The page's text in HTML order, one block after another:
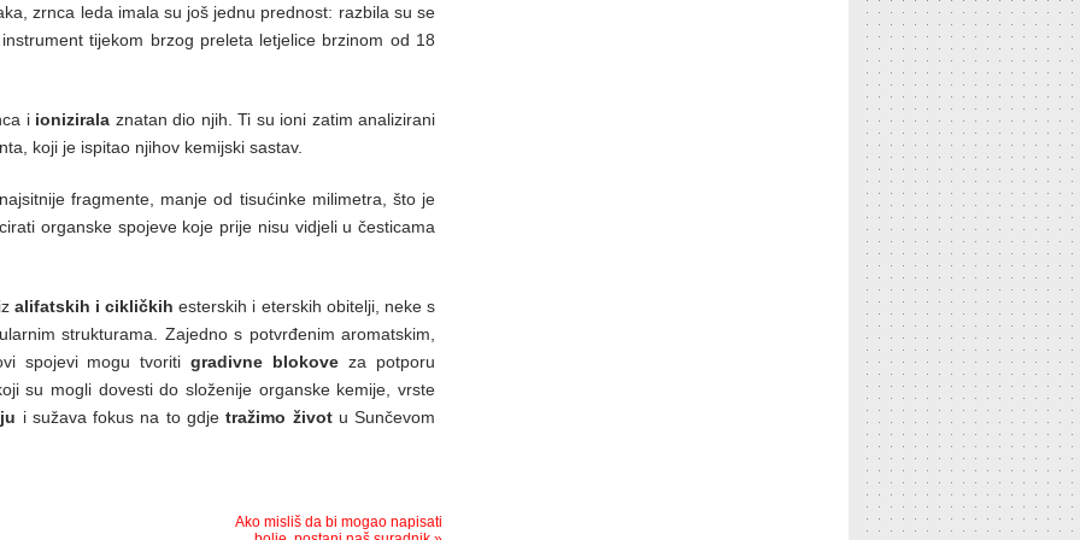
zrnca leda imala su još jednu prednost: razbila su se
tijekom brzog preleta letjelice brzinom od 18
i ionizirala znatan dio njih. Ti su ioni zatim analizirani
koji je ispitao njihov kemijski sastav.
fragmente, manje od tisućinke milimetra, što je
organske spojeve koje prije nisu vidjeli u česticama
alifatskih i cikličkih esterskih i eterskih obitelji, neke s
strukturama. Zajedno s potvrđenim aromatskim,
spojevi mogu tvoritigradivne blokove za potporu
su mogli dovesti do složenije organske kemije, vrste
i sužava fokus na to gdjetražimo životu Sunčevom
Ako misliš da bi mogao napisati